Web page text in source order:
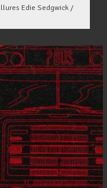
Edie Sedgwick /